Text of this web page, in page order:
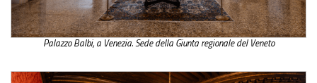
Palazzo Balbi, a Venezia. Sede della Giunta regionale del Veneto